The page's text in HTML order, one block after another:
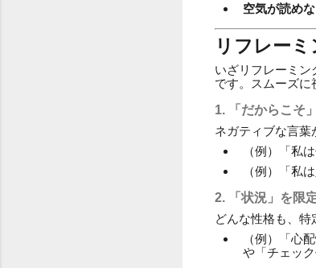
空気が読め
リフレー
いざリフレーミン
です。スムーズに
1. 「だからこそ
ネガティブな言葉
（例）「私
（例）「私
2. 「状況」を限
どんな性格も、特
（例）「心
や「チェッ